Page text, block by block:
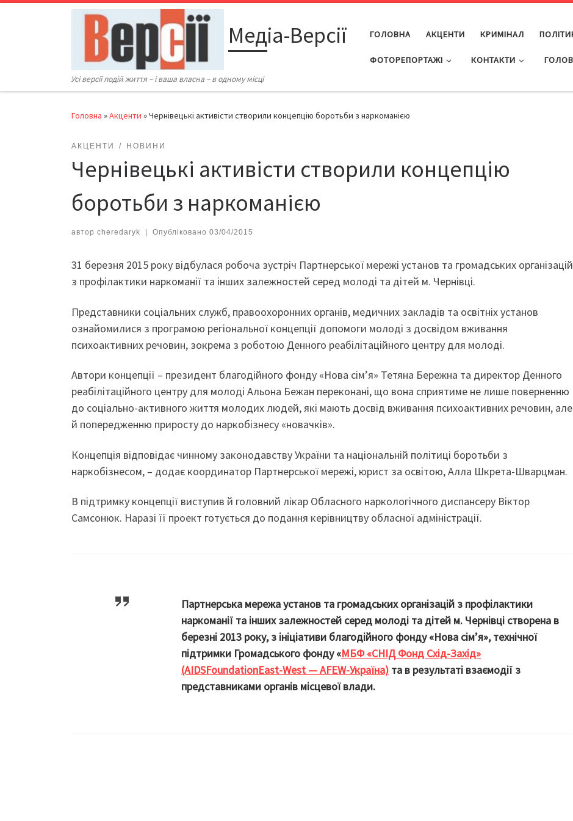
Перейти до вмісту
Медіа-Версії
Усі версії подій життя – і ваша власна – в одному місці
ГОЛОВНА АКЦЕНТИ КРИМІНАЛ
ФОТОРЕПОРТАЖІ КОНТАКТИ
Головна »Акценти »Чернівецькі активісти створили концепцію боротьби з наркоманією
АКЦЕНТИ НОВИНИ
Чернівецькі активісти створили концепцію
боротьби з наркоманією
автор cheredaryk Опубліковано 03/04/2015
31 березня 2015 року відбулася робоча зустріч Партнерської мережі установ та громадських організацій
з профілактики наркоманії та інших залежностей серед молоді та дітей м. Чернівці.
Представники соціальних служб, правоохоронних органів, медичних закладів та освітніх установ
ознайомилися з програмою регіональної концепції допомоги молоді з досвідом вживання
психоактивних речовин, зокрема з роботою Денного реабілітаційного центру для молоді.
Автори концепції – президент благодійного фонду «Нова сім’я» Тетяна Бережна та директор Денного
реабілітаційного центру для молоді Альона Бежан переконані, що вона сприятиме не лише поверненню
до соціально-активного життя молодих людей, які мають досвід вживання психоактивних речовин, але
й попередженню приросту до наркобізнесу «новачків».
Концепція відповідає чинному законодавству України та національній політиці боротьби з
наркобізнесом, – додає координатор Партнерської мережі, юрист за освітою, Алла Шкрета-Шварцман.
В підтримку концепції виступив й головний лікар Обласного наркологічного диспансеру Віктор
Самсонюк. Наразі її проект готується до подання керівництву обласної адміністрації.
Партнерська мережа установ та громадських організацій з профілактики
наркоманії та інших залежностей серед молоді та дітей м. Чернівці створена в
березні 2013 року, з ініціативи благодійного фонду «Нова сім’я», технічної
підтримки Громадського фонду «МБФ «СНІД Фонд Схід-Захід»
(AIDSFoundationEast-West — AFEW-Україна) та в результаті взаємодії з
представниками органів місцевої влади.